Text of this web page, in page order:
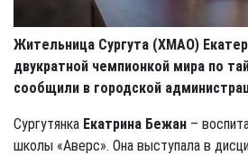
Жительница Сургута (ХМАО)
двукратной чемпионкой мира по
сообщили в городской
Сургутянка Екатрина Бежан –
школы «Аверс». Она выступала в